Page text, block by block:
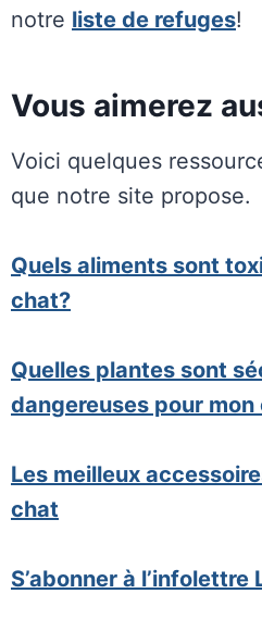
notre liste de refuges!
Vous aimerez
Voici quelques
que notre site propose.
Quels aliments sont
chat?
Quelles plantes sont
dangereuses pour mon
Les meilleux
chat
S’abonner à l’infolettre